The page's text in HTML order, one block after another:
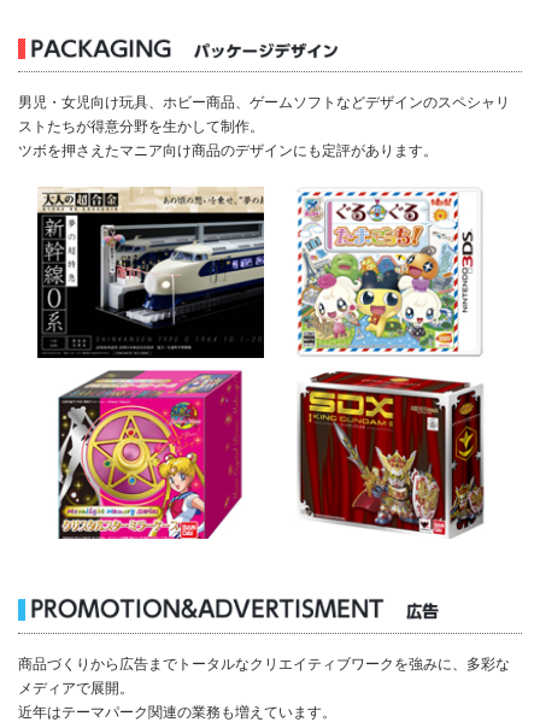
男児・女児向け玩具、ホビー商品、ゲームソフトなどデザインのスペシャリ
ストたちが得意分野を生かして制作。
ツボを押さえたマニア向け商品のデザインにも定評があります。
商品づくりから広告までトータルなクリエイティブワークを強みに、多彩な
メディアで展開。
近年はテーマパーク関連の業務も増えています。